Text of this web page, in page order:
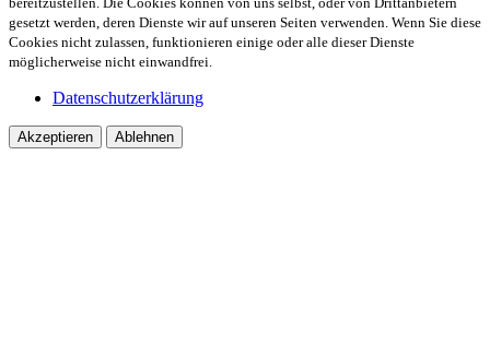
gesetzt werden, deren Dienste wir auf unseren Seiten verwenden. Wenn Sie diese
Cookies nicht zulassen, funktionieren einige oder alle dieser Dienste
möglicherweise nicht einwandfrei.
Datenschutzerklärung
Akzeptieren Ablehnen